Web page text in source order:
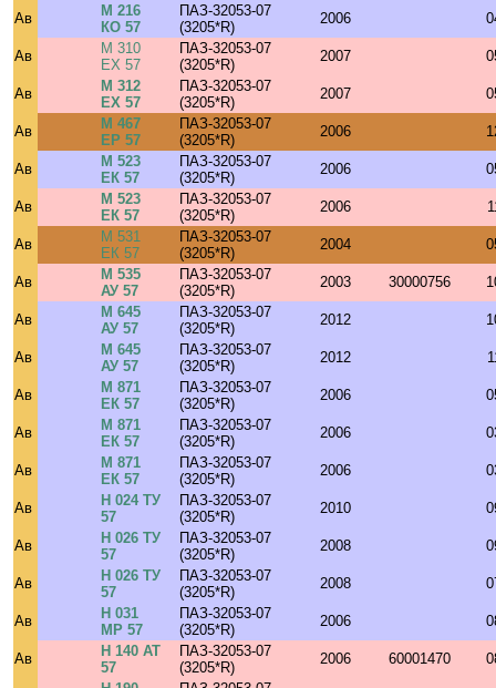
Ав
М 216
КО 57
ПАЗ-32053-07
(3205*R)
2006
Ав
М 310
ЕХ 57
ПАЗ-32053-07
(3205*R)
2007
Ав
М 312
ЕХ 57
ПАЗ-32053-07
(3205*R)
2007
Ав
М 467
ЕР 57
ПАЗ-32053-07
(3205*R)
2006
Ав
М 523
ЕК 57
ПАЗ-32053-07
(3205*R)
2006
Ав
М 523
ЕК 57
ПАЗ-32053-07
(3205*R)
2006
Ав
М 531
ЕК 57
ПАЗ-32053-07
(3205*R)
2004
Ав
М 535
АУ 57
ПАЗ-32053-07
(3205*R)
2003 30000756
Ав
М 645
АУ 57
ПАЗ-32053-07
(3205*R)
2012
Ав
М 645
АУ 57
ПАЗ-32053-07
(3205*R)
2012
Ав
М 871
ЕК 57
ПАЗ-32053-07
(3205*R)
2006
Ав
М 871
ЕК 57
ПАЗ-32053-07
(3205*R)
2006
Ав
М 871
ЕК 57
ПАЗ-32053-07
(3205*R)
2006
Ав
Н 024 ТУ
57
ПАЗ-32053-07
(3205*R)
2010
Ав
Н 026 ТУ
57
ПАЗ-32053-07
(3205*R)
2008
Ав
Н 026 ТУ
57
ПАЗ-32053-07
(3205*R)
2008
Ав
Н 031
МР 57
ПАЗ-32053-07
(3205*R)
2006
Ав
Н 140 АТ
57
ПАЗ-32053-07
(3205*R)
2006 60001470